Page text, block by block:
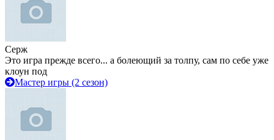
Серж
Это игра прежде всего... а болеющий за толпу, сам по себе уже
клоун под
Мастер игры (2 сезон)